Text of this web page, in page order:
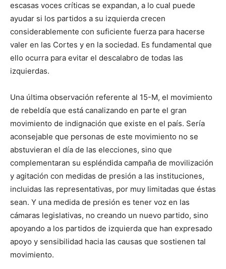
escasas voces críticas se expandan, a lo cual puede
ayudar si los partidos a su izquierda crecen
considerablemente con suficiente fuerza para hacerse
valer en las Cortes y en la sociedad. Es fundamental que
ello ocurra para evitar el descalabro de todas las
izquierdas.
Una última observación referente al 15-M, el movimiento
de rebeldía que está canalizando en parte el gran
movimiento de indignación que existe en el país. Sería
aconsejable que personas de este movimiento no se
abstuvieran el día de las elecciones, sino que
complementaran su espléndida campaña de movilización
y agitación con medidas de presión a las instituciones,
incluidas las representativas, por muy limitadas que éstas
sean. Y una medida de presión es tener voz en las
cámaras legislativas, no creando un nuevo partido, sino
apoyando a los partidos de izquierda que han expresado
apoyo y sensibilidad hacia las causas que sostienen tal
movimiento.